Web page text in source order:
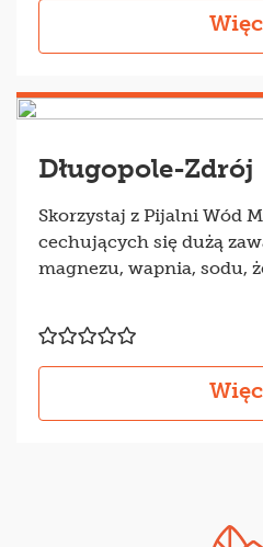
Długopole-Zdrój
Skorzystaj z Pijalni Wód
cechujących się dużą
magnezu, wapnia, sodu,